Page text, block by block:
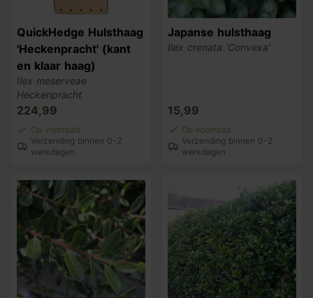
QuickHedge Hulsthaag
'Heckenpracht' (kant
en klaar haag)
Ilex meserveae
Heckenpracht
224,99
Op voorraad
Verzending binnen 0-2
werkdagen
Japanse hulsthaag
Ilex crenata 'Convexa'
15,99
Op voorraad
Verzending binnen 0-2
werkdagen